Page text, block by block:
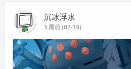
沉冰浮水
3 周前 (07-19)